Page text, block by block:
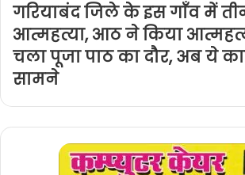
गरियाबंद जिले के इस गाँव में
आत्महत्या, आठ ने किया
चला पूजा पाठ का दौर, अब ये
सामने